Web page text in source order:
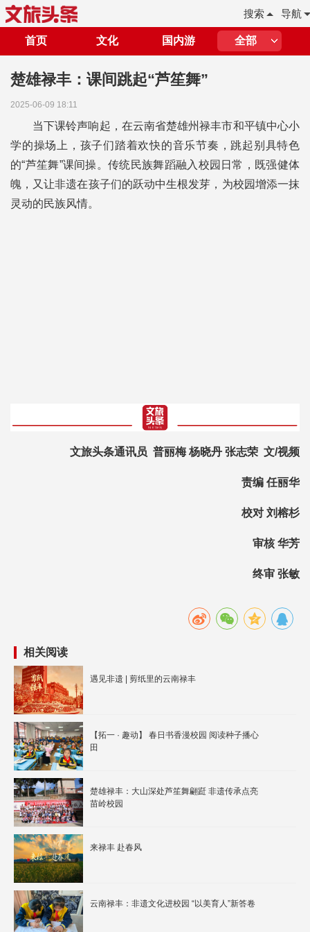
导航
搜索
首页 文化 国内游 全部
楚雄禄丰：课间跳起“芦笙舞”
2025-06-09 18:11
当下课铃声响起，在云南省楚雄州禄丰市和平镇中心小
学的操场上，孩子们踏着欢快的音乐节奏，跳起别具特色
的“芦笙舞”课间操。传统民族舞蹈融入校园日常，既强健体
魄，又让非遗在孩子们的跃动中生根发芽，为校园增添一抹
灵动的民族风情。
文旅头条通讯员 普丽梅 杨晓丹 张志荣 文/视频
责编 任丽华
校对 刘榕杉
审核 华芳
终审 张敏
相关阅读
遇见非遗 | 剪纸里的云南禄丰
【拓一 · 趣动】 春日书香漫校园 阅读种子播心
田
楚雄禄丰：大山深处芦笙舞翩跹 非遗传承点亮
苗岭校园
来禄丰 赴春风
云南禄丰：非遗文化进校园 “以美育人”新答卷